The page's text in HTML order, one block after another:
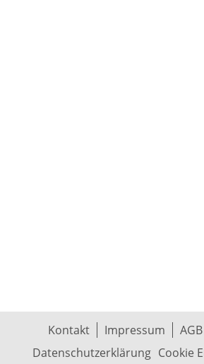
Kontakt Impressum AGB
Datenschutzerklärung Cookie